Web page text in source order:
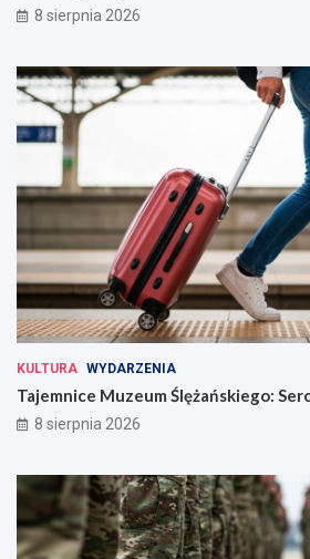
8 sierpnia 2026
KULTURA WYDARZENIA
Tajemnice Muzeum Ślężańskiego:
8 sierpnia 2026